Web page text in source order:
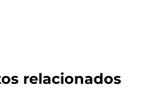
relacionados